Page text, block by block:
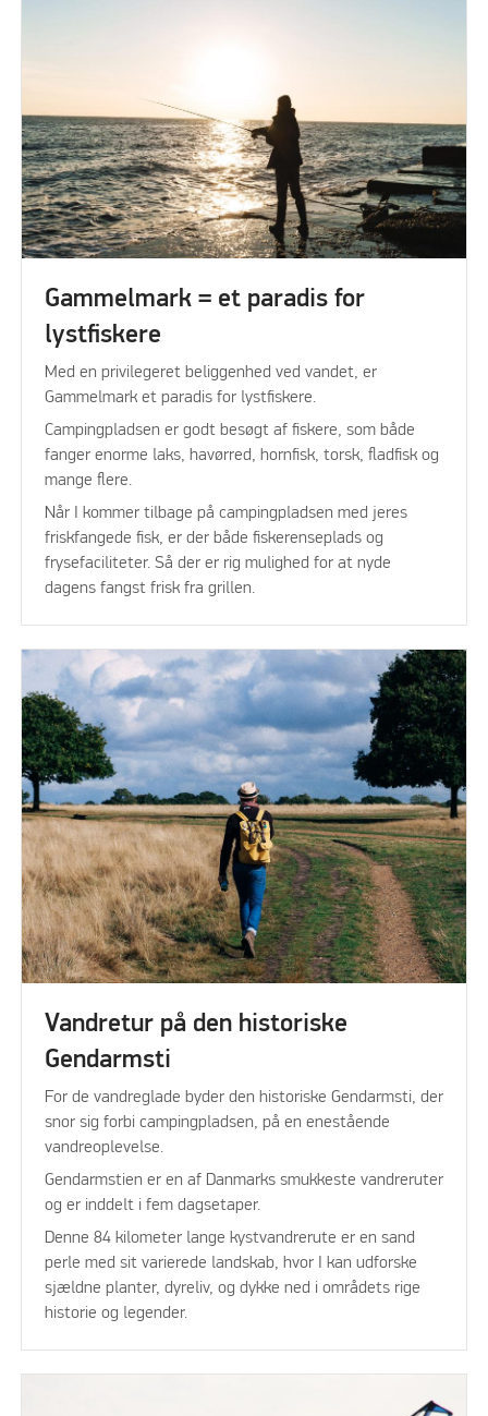
Gammelmark = et paradis for
lystfiskere
Med en privilegeret beliggenhed ved vandet, er
Gammelmark et paradis for lystfiskere.
Campingpladsen er godt besøgt af fiskere, som både
fanger enorme laks, havørred, hornfisk, torsk, fladfisk og
mange flere.
Når I kommer tilbage på campingpladsen med jeres
friskfangede fisk, er der både fiskerenseplads og
frysefaciliteter. Så der er rig mulighed for at nyde
dagens fangst frisk fra grillen.
Vandretur på den historiske
Gendarmsti
For de vandreglade byder den historiske Gendarmsti, der
snor sig forbi campingpladsen, på en enestående
vandreoplevelse.
Gendarmstien er en af Danmarks smukkeste vandreruter
og er inddelt i fem dagsetaper.
Denne 84 kilometer lange kystvandrerute er en sand
perle med sit varierede landskab, hvor I kan udforske
sjældne planter, dyreliv, og dykke ned i områdets rige
historie og legender.